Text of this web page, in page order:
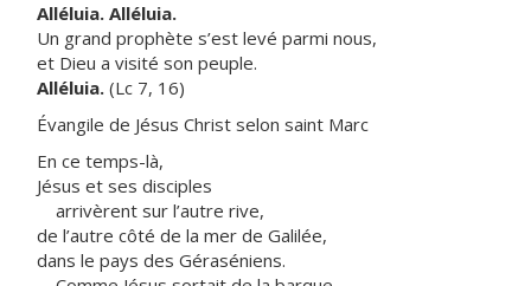
Alléluia. Alléluia.
Un grand prophète s’est levé parmi nous,
et Dieu a visité son peuple.
Alléluia. (Lc 7, 16)
Évangile de Jésus Christ selon saint Marc
En ce temps-là,
Jésus et ses disciples
arrivèrent sur l’autre rive,
de l’autre côté de la mer de Galilée,
dans le pays des Géraséniens.